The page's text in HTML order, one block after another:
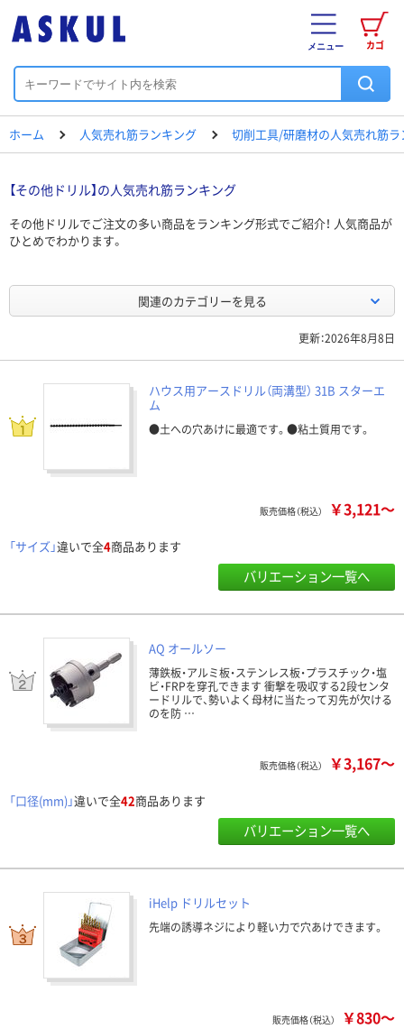
カゴ
メニュー
ホーム 人気売れ筋ランキング 切削工具/研磨材の人気売れ筋ラ
【その他ドリル】の人気売れ筋ランキング
その他ドリルでご注文の多い商品をランキング形式でご紹介！ 人気商品が
ひとめでわかります。
関連のカテゴリーを見る
更新：2026年8月8日
ハウス用アースドリル（両溝型） 31B スターエ
ム
●土への穴あけに最適です。●粘土質用です。
販売価格（税込） ￥3,121～
「サイズ」違いで全4商品あります
バリエーション一覧へ
AQ オールソー
薄鉄板・アルミ板・ステンレス板・プラスチック・塩
ビ・FRPを穿孔できます 衝撃を吸収する2段センタ
ードリルで、勢いよく母材に当たって刃先が欠ける
のを防 …
販売価格（税込） ￥3,167～
「口径(mm)」違いで全42商品あります
バリエーション一覧へ
iHelp ドリルセット
先端の誘導ネジにより軽い力で穴あけできます。
販売価格（税込） ￥830～